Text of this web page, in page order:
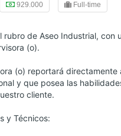
929.000 Full-time
rubro de Aseo Industrial,
(o).
(o) reportará
y que posea las
cliente.
y Técnicos: